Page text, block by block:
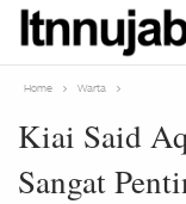
Home Warta
Kiai Said
Sangat